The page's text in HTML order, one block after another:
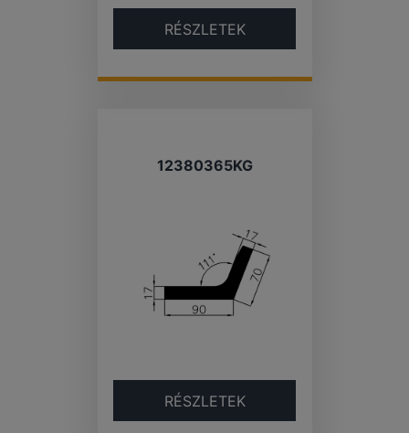
RÉSZLETEK
12380365KG
RÉSZLETEK